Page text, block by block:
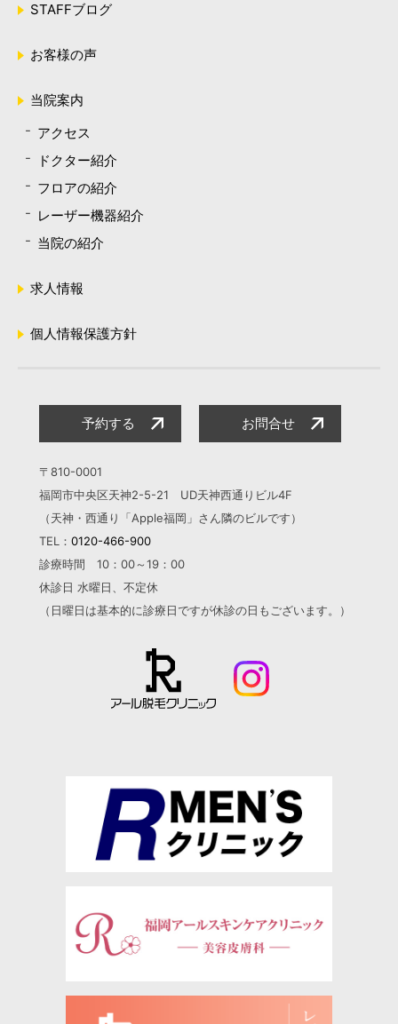
STAFFブログ
お客様の声
当院案内
アクセス
ドクター紹介
フロアの紹介
レーザー機器紹介
当院の紹介
求人情報
個人情報保護方針
予約する お問合せ
〒810-0001
福岡市中央区天神2-5-21 UD天神西通りビル4F
（天神・西通り「Apple福岡」さん隣のビルです）
TEL： 0120-466-900
診療時間 10：00～19：00
休診日 水曜日、不定休
（日曜日は基本的に診療日ですが休診の日もございます。）